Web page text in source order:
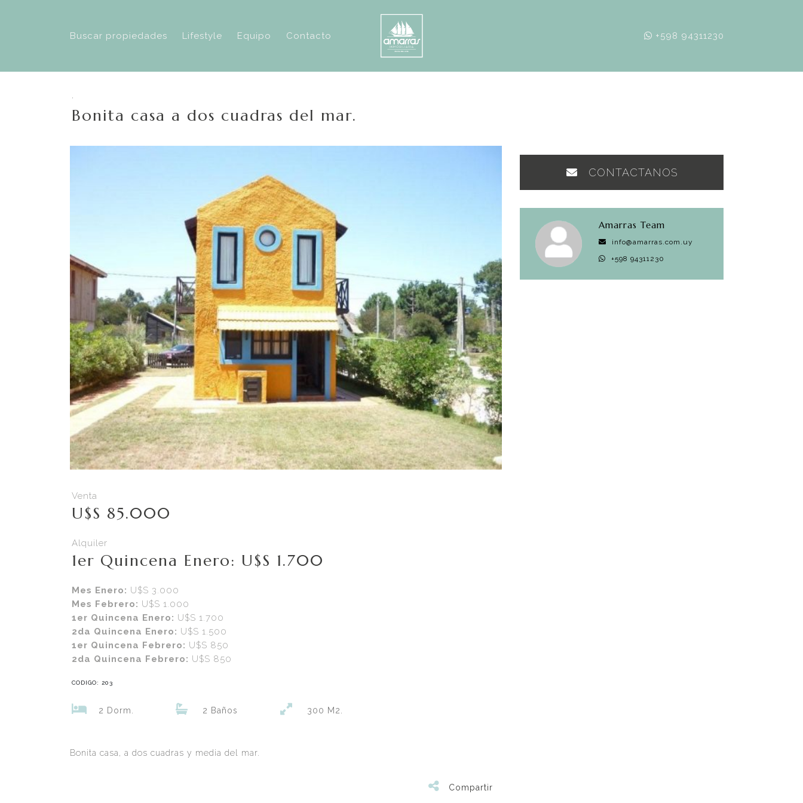
Buscar propiedades Lifestyle Equipo Contacto +598 94311230
,
Bonita casa a dos cuadras del mar.
Venta
U$S 85.000
Alquiler
1er Quincena Enero: U$S 1.700
Mes Enero: U$S 3.000
Mes Febrero: U$S 1.000
1er Quincena Enero: U$S 1.700
2da Quincena Enero: U$S 1.500
1er Quincena Febrero: U$S 850
2da Quincena Febrero: U$S 850
CODIGO: 203
2 Dorm. 2 Baños 300 M2.
Bonita casa, a dos cuadras y media del mar.
Compartir
CONTACTANOS
Amarras Team
info@amarras.com.uy
+598 94311230